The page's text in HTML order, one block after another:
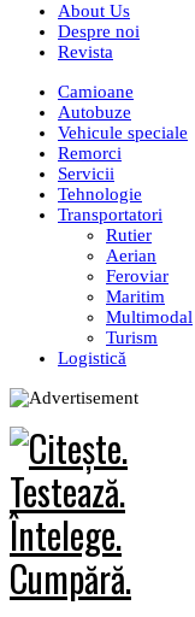
About Us
Despre noi
Revista
Camioane
Autobuze
Vehicule speciale
Remorci
Servicii
Tehnologie
Transportatori
Rutier
Aerian
Feroviar
Maritim
Multimodal
Turism
Logistică